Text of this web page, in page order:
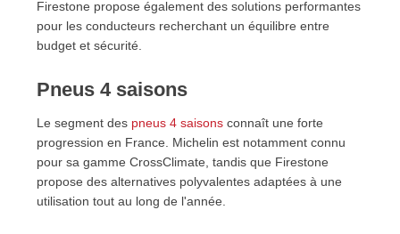
Firestone propose également des solutions performantes
pour les conducteurs recherchant un équilibre entre
budget et sécurité.
Pneus 4 saisons
Le segment des pneus 4 saisonsconnaît une forte
progression en France. Michelin est notamment connu
pour sa gamme CrossClimate, tandis que Firestone
propose des alternatives polyvalentes adaptées à une
utilisation tout au long de l'année.